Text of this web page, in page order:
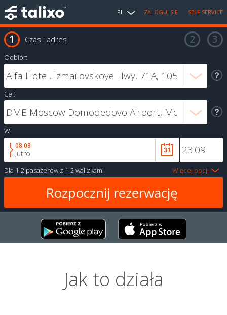
PL ZALOGUJ SIĘ SELF SERVICE
Czas i adres
Odbiór:
Cel:
W:
08.08
Jutro
Dla 1-2 pasażerów z 1-2 walizkami Więcej opcji
Jak to działa